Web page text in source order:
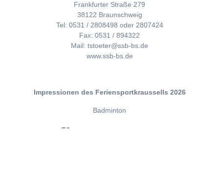
Frankfurter Straße 279
38122 Braunschweig
Tel: 0531 / 2808498 oder 2807424
Fax: 0531 / 894322
Mail: tstoeter@ssb-bs.de
www.ssb-bs.de
Impressionen des Feriensportkraussells 2026
Badminton